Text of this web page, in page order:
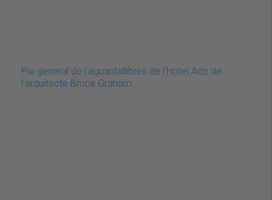
Pla general de l'aguantallibres de l'Hotel Arts de
l'arquitecte Bruce Graham